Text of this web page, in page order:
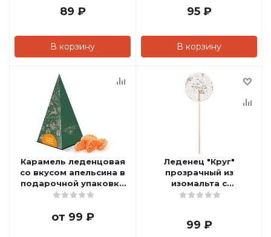
89 ₽
В корзину
95₽
В корзину
Карамель леденцовая
со вкусом апельсина в
подарочной упаковке
(Р)
от 99 ₽
Леденец "Круг"
прозрачный из
изомальта с
серебристой посыпкой
99 ₽